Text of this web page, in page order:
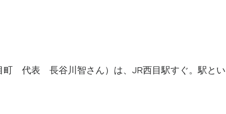
　代表　長谷川智さん）は、JR西目駅すぐ。駅とい